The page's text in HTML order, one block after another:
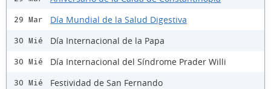
29 Mar Día Mundial de la Salud Digestiva
30 Mié Día Internacional de la Papa
30 Mié Día Internacional del Síndrome Prader Willi
30 Mié Festividad de San Fernando